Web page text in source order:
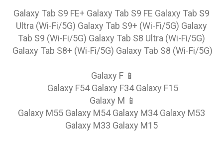
Galaxy Tab S9 FE+ Galaxy Tab S9 FE Galaxy Tab S9
Ultra (Wi-Fi/5G) Galaxy Tab S9+ (Wi-Fi/5G) Galaxy
Tab S9 (Wi-Fi/5G) Galaxy Tab S8 Ultra (Wi-Fi/5G)
Galaxy Tab S8+ (Wi-Fi/5G) Galaxy Tab S8 (Wi-Fi/5G)
📱 Galaxy F
Galaxy F54 Galaxy F34 Galaxy F15
📱 Galaxy M
Galaxy M55 Galaxy M54 Galaxy M34 Galaxy M53
Galaxy M33 Galaxy M15